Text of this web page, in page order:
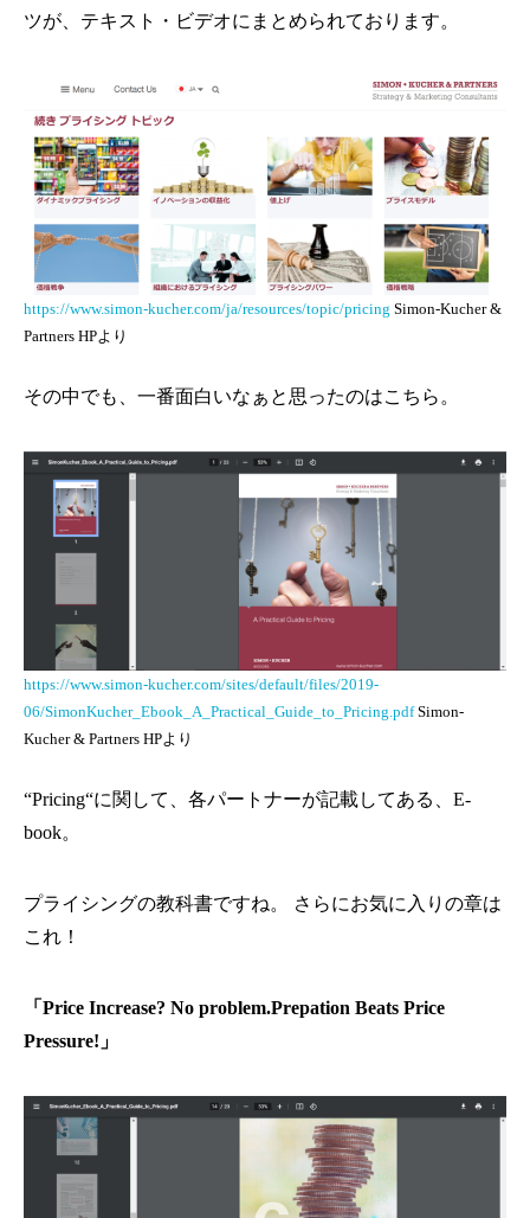
ツが、テキスト・ビデオにまとめられております。
https://www.simon-kucher.com/ja/resources/topic/pricing Simon-Kucher &
Partners HPより
その中でも、一番面白いなぁと思ったのはこちら。
https://www.simon-kucher.com/sites/default/files/2019-
06/SimonKucher_Ebook_A_Practical_Guide_to_Pricing.pdf Simon-
Kucher & Partners HPより
“Pricing“に関して、各パートナーが記載してある、E-
book。
プライシングの教科書ですね。 さらにお気に入りの章は
これ！
「Price Increase? No problem.Prepation Beats Price
Pressure!」